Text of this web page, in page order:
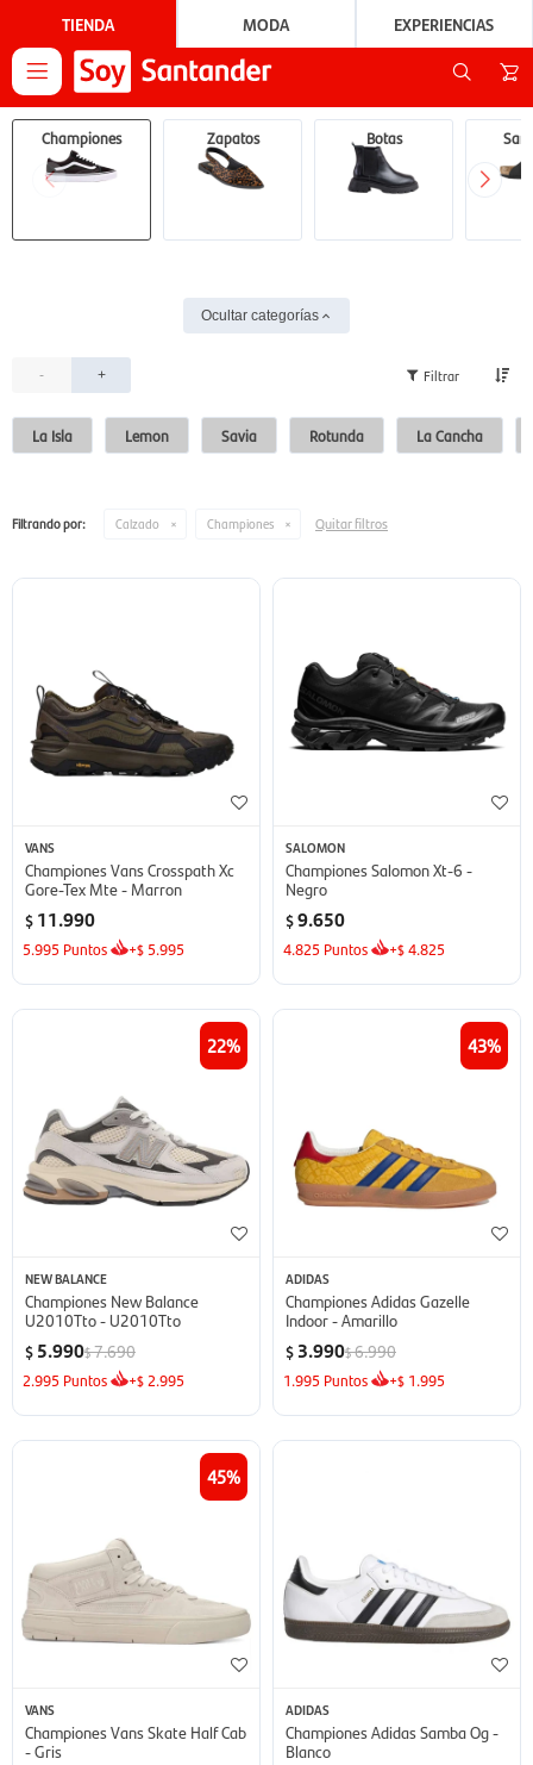
TIENDA MODA EXPERIENCIAS

Championes Zapatos Botas
Ocultar categorías
- +
La Isla Lemon Savia Rotunda La Cancha
Filtrando por: Calzado Championes Quitar filtros
VANS
Championes Vans Crosspath Xc
Gore-Tex Mte - Marron
$ 11.990
5.995 Puntos +$ 5.995
SALOMON
Championes Salomon Xt-6 -
Negro
$9.650
4.825 Puntos +$4.825
22
NEW BALANCE
Championes New Balance
U2010Tto - U2010Tto
$ 5.990$7.690
2.995 Puntos +$ 2.995
43
ADIDAS
Championes Adidas Gazelle
Indoor - Amarillo
$ 3.990$6.990
1.995 Puntos +$ 1.995
45
VANS
Championes Vans Skate Half Cab
- Gris
ADIDAS
Championes Adidas Samba Og -
Blanco